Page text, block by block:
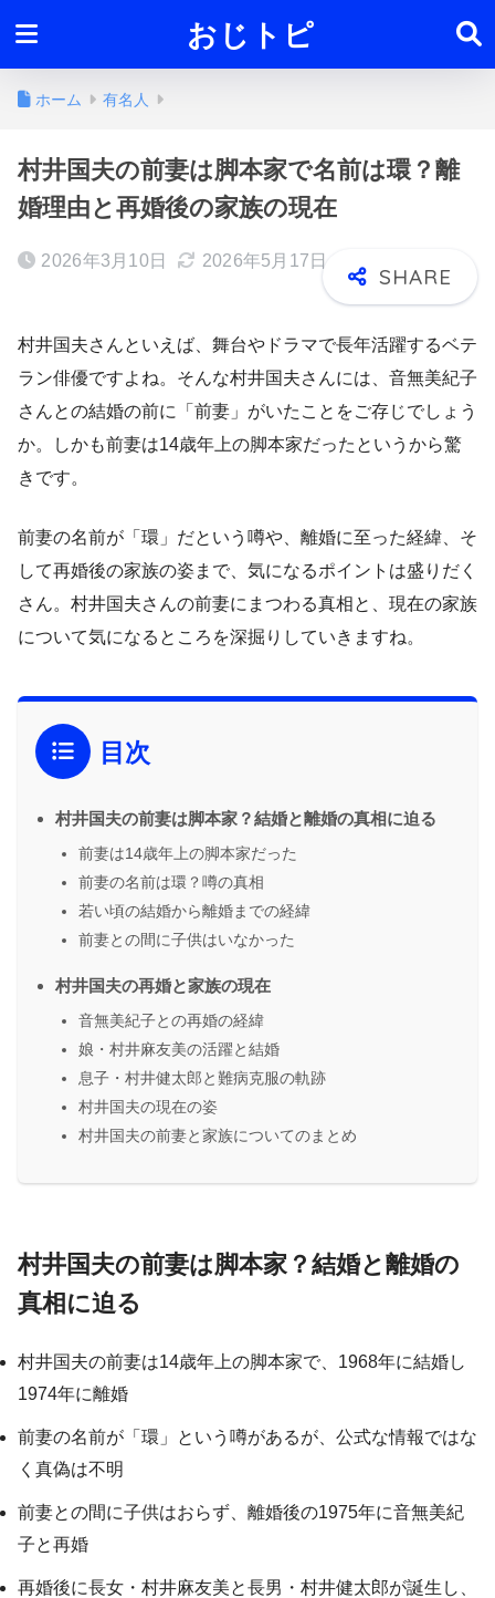
おじトピ
ホーム 有名人
村井国夫の前妻は脚本家で名前は環？離
婚理由と再婚後の家族の現在
2026年3月10日 2026年5月17日
村井国夫さんといえば、舞台やドラマで長年活躍するベテ
ラン俳優ですよね。そんな村井国夫さんには、音無美紀子
さんとの結婚の前に「前妻」がいたことをご存じでしょう
か。しかも前妻は14歳年上の脚本家だったというから驚
きです。
前妻の名前が「環」だという噂や、離婚に至った経緯、そ
して再婚後の家族の姿まで、気になるポイントは盛りだく
さん。村井国夫さんの前妻にまつわる真相と、現在の家族
について気になるところを深掘りしていきますね。
目次
村井国夫の前妻は脚本家？結婚と離婚の真相に迫る
前妻は14歳年上の脚本家だった
前妻の名前は環？噂の真相
若い頃の結婚から離婚までの経緯
前妻との間に子供はいなかった
村井国夫の再婚と家族の現在
音無美紀子との再婚の経緯
娘・村井麻友美の活躍と結婚
息子・村井健太郎と難病克服の軌跡
村井国夫の現在の姿
村井国夫の前妻と家族についてのまとめ
村井国夫の前妻は脚本家？結婚と離婚の
真相に迫る
村井国夫の前妻は14歳年上の脚本家で、1968年に結婚し
1974年に離婚
前妻の名前が「環」という噂があるが、公式な情報ではな
く真偽は不明
前妻との間に子供はおらず、離婚後の1975年に音無美紀
子と再婚
再婚後に長女・村井麻友美と長男・村井健太郎が誕生し、